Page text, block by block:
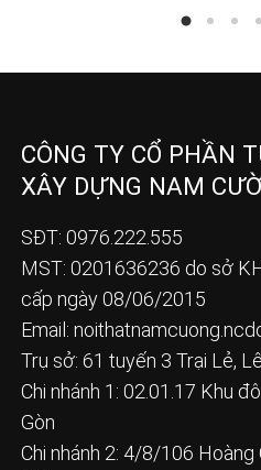
CÔNG TY CỔ PHẦN
XÂY DỰNG NAM
SĐT: 0976.222.555
MST: 0201636236 do sở
cấp ngày 08/06/2015
Email:
Trụ sở: 61 tuyến 3 Trại Lẻ,
Chi nhánh 1: 02.01.17 Khu
Gòn
Chi nhánh 2: 4/8/106 Hoàng